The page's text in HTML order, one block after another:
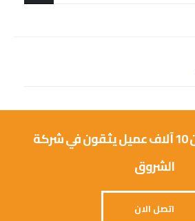
انضم إلى أكثر من 10 آلاف عميل يثقون في شركة
الشروق
اتصل الان